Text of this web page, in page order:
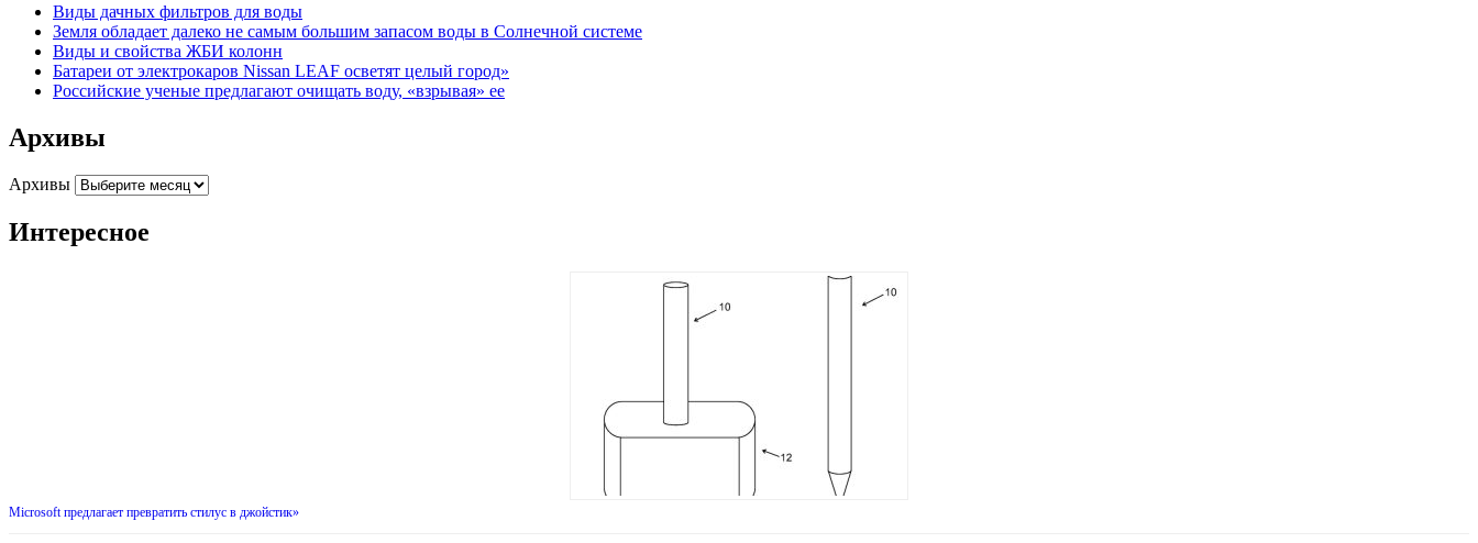
Виды дачных фильтров для воды
Земля обладает далеко не самым большим запасом воды в Солнечной системе
Виды и свойства ЖБИ колонн
Батареи от электрокаров Nissan LEAF осветят целый город»
Российские ученые предлагают очищать воду, «взрывая» ее
Архивы
Архивы
Интересное
Microsoft предлагает превратить стилус в джойстик»